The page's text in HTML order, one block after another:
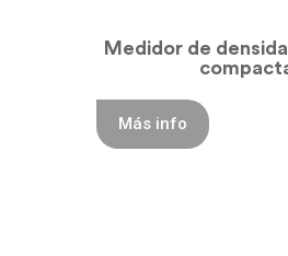
Medidor de
Más info